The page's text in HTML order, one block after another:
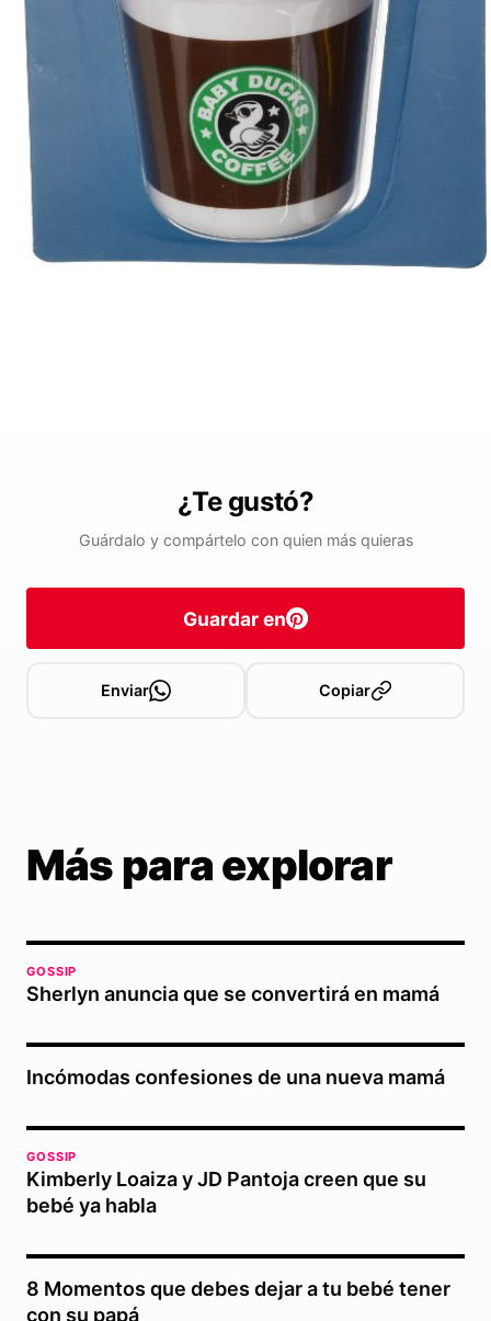
¿Te gustó?
Guárdalo y compártelo con quien más quieras
Guardar en
Enviar Copiar
Más para explorar
GOSSIP
Sherlyn anuncia que se convertirá en mamá
Incómodas confesiones de una nueva mamá
GOSSIP
Kimberly Loaiza y JD Pantoja creen que su
bebé ya habla
8 Momentos que debes dejar a tu bebé tener
con su papá